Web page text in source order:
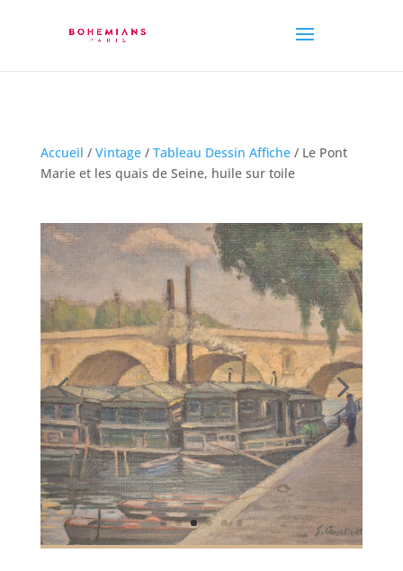
Accueil / Vintage/ Tableau Dessin Affiche/ Le Pont
Marie et les quais de Seine, huile sur toile